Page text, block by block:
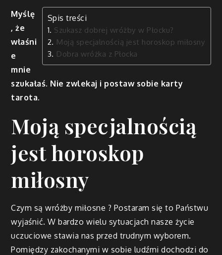
Spis treści
Szukasz dobrej wróżby w Płocku?
Moją specjalnością jest horoskop miłosny
Dobra wróżka z Płocka
Myślę
, że
właśni
e
mnie
szukałaś. Nie zwlekaj i postaw sobie karty
tarota.
Moją specjalnością
jest horoskop
miłosny
Czym są wróżby miłosne ? Postaram się to Państwu
wyjaśnić. W bardzo wielu sytuacjach nasze życie
uczuciowe stawia nas przed trudnym wyborem.
Pomiędzy zakochanymi w sobie ludźmi dochodzi do